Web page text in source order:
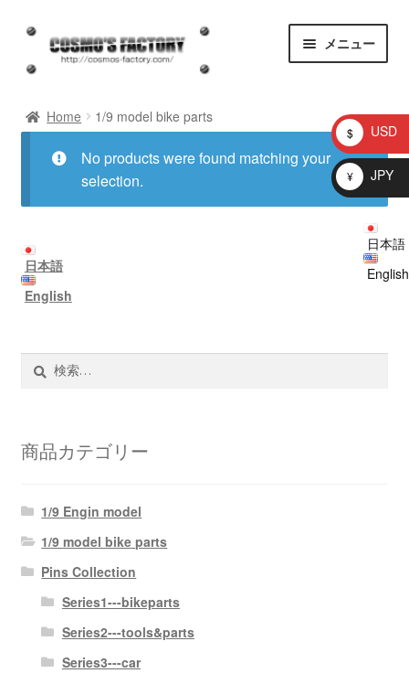
ナ
ゲ
シ
キ
ッ
プ
コ
テ
ツ
プ
メニュー
お知らせ
プロトタイプ
ブログ
支払い
日本語
English
Home 1/9 model bike parts
No products were found matching your
selection.
日本語
English
索:
商品カテゴリー
1/9 Engin model
1/9 model bike parts
Pins Collection
Series1---bikeparts
Series2---tools&parts
Series3---car
$ USD
¥ JPY